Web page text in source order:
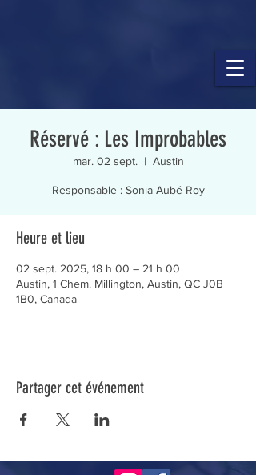
Réservé : Les Improbables
mar. 02 sept.
  |
Austin
Responsable : Sonia Aubé Roy
Heure et lieu
02 sept. 2025, 18 h 00 – 21 h 00
Austin, 1 Chem. Millington, Austin, QC J0B
1B0, Canada
Partager cet événement